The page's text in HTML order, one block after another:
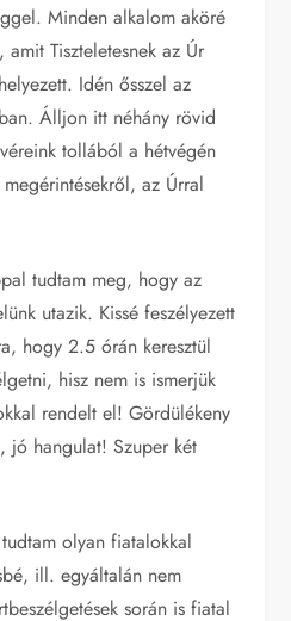
Minden alkalom aköré
Tiszteletesnek az Úr
Idén ősszel az
Álljon itt néhány rövid
tollából a hétvégén
az Úrral
tudtam meg, hogy az
utazik. Kissé feszélyezett
hogy 2.5 órán keresztül
hisz nem is ismerjük
rendelt el! Gördülékeny
jó hangulat! Szuper két
olyan fiatalokkal
ill. egyáltalán nem
során is fiatal